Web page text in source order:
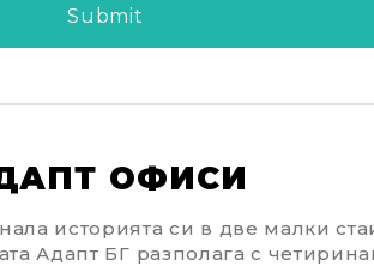
ОФИСИ
историята си в две малки
Адапт БГ разполага с